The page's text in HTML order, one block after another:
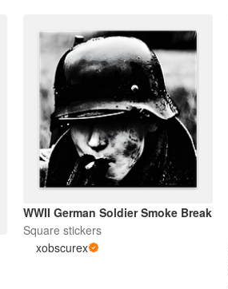
WWII German Soldier Smoke Break
Square stickers
xobscurex